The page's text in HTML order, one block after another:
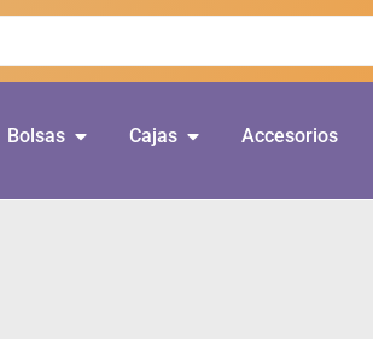
Bolsas Cajas Accesorios